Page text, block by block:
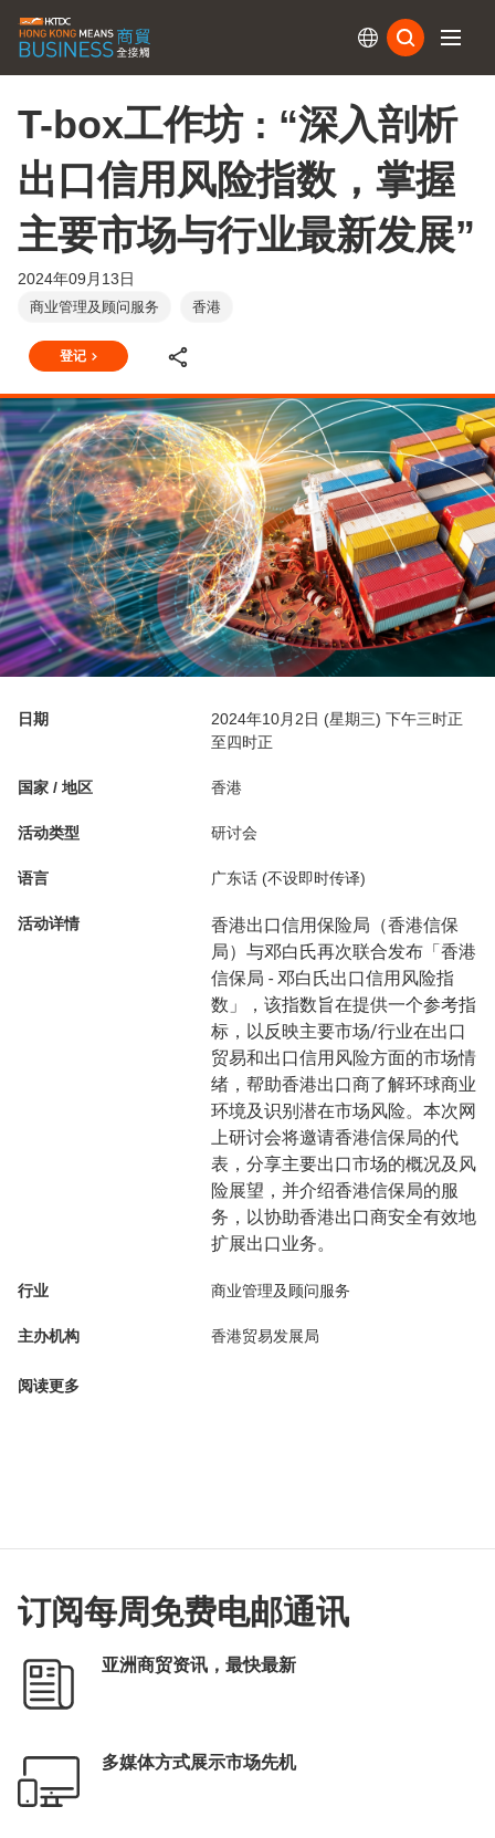
T-box工作坊 : “深入剖析
出口信用风险指数，掌握
主要市场与行业最新发展”
2024年09月13日
商业管理及顾问服务 香港
登记
日期
2024年10月2日 (星期三) 下午三时正
至四时正
国家 / 地区 香港
活动类型 研讨会
语言 广东话 (不设即时传译)
活动详情
香港出口信用保险局（香港信保
局）与邓白氏再次联合发布「香港
信保局 - 邓白氏出口信用风险指
数」，该指数旨在提供一个参考指
标，以反映主要市场/行业在出口
贸易和出口信用风险方面的市场情
绪，帮助香港出口商了解环球商业
环境及识别潜在市场风险。本次网
上研讨会将邀请香港信保局的代
表，分享主要出口市场的概况及风
险展望，并介绍香港信保局的服
务，以协助香港出口商安全有效地
扩展出口业务。
行业 商业管理及顾问服务
主办机构 香港贸易发展局
阅读更多
订阅每周免费电邮通讯
亚洲商贸资讯，最快最新
多媒体方式展示市场先机